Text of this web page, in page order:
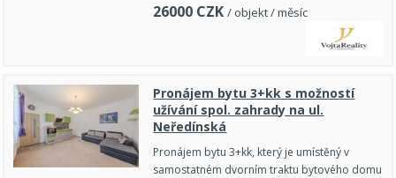
26000 CZK / objekt / měsíc
Pronájem bytu 3+kk s možností
užívání spol. zahrady na ul.
Neředínská
Pronájem bytu 3+kk, který je umístěný v
samostatném dvorním traktu bytového domu